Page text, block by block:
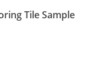
Tile Sample